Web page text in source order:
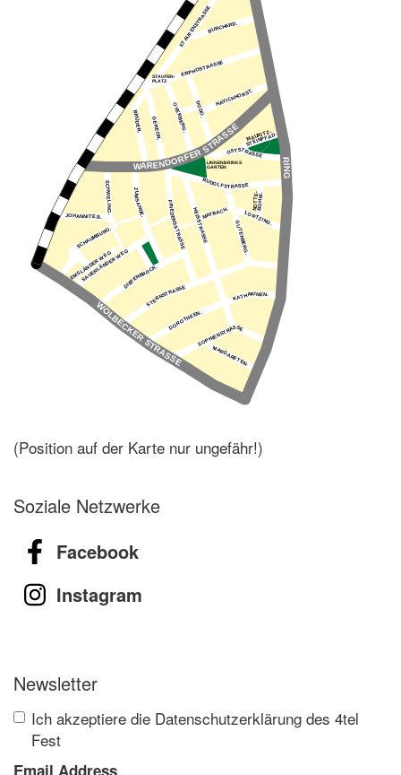
(Position auf der Karte nur ungefähr!)
Soziale Netzwerke
Facebook
Instagram
Newsletter
Ich akzeptiere die Datenschutzerklärung des 4tel
Fest
Email Address